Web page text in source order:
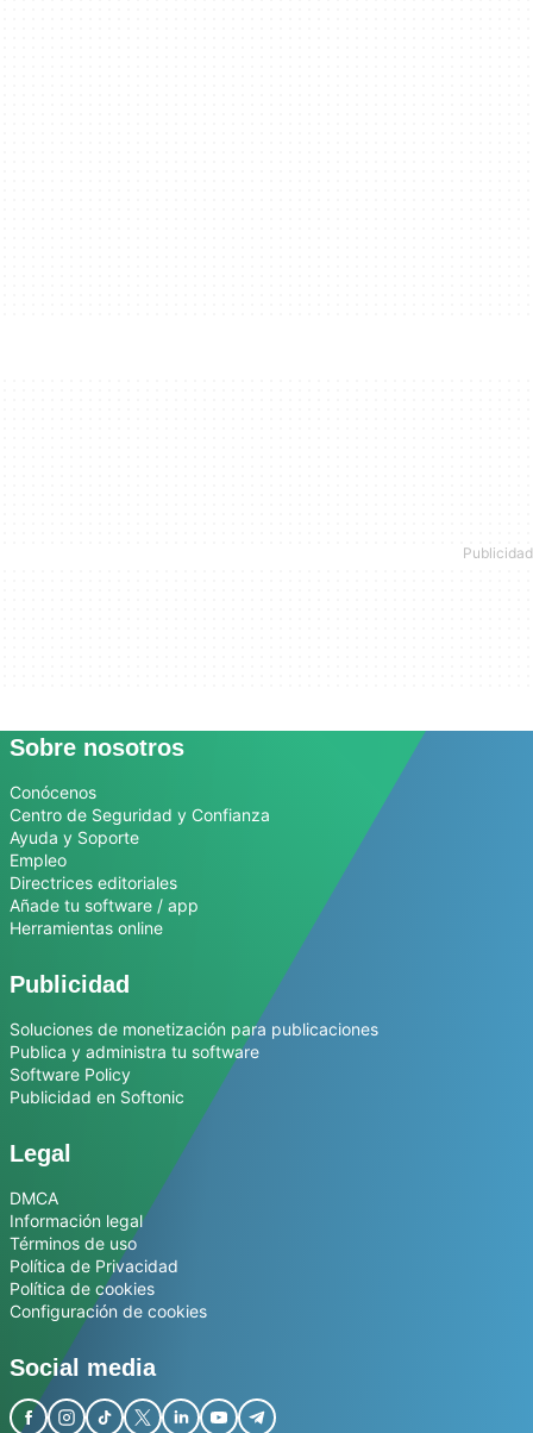
Sobre nosotros
Conócenos
Centro de Seguridad y Confianza
Ayuda y Soporte
Empleo
Directrices editoriales
Añade tu software / app
Herramientas online
Publicidad
Soluciones de monetización para publicaciones
Publica y administra tu software
Software Policy
Publicidad en Softonic
Legal
DMCA
Información legal
Términos de uso
Política de Privacidad
Política de cookies
Configuración de cookies
Social media